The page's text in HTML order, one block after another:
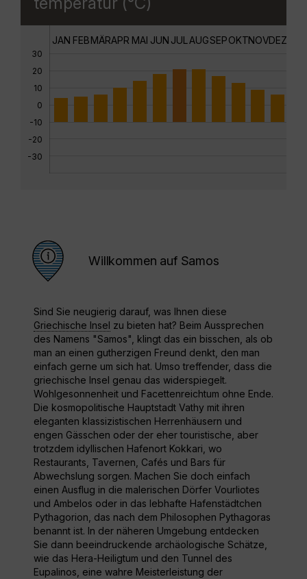
30
20
10
0
-10
-20
-30
JAN FEBMÄRAPR MAI JUN JUL AUGSEPOKTNOVDEZ
Willkommen auf Samos
Sind Sie neugierig darauf, was Ihnen diese
Griechische Insel zu bieten hat? Beim Aussprechen
des Namens "Samos", klingt das ein bisschen, als ob
man an einen gutherzigen Freund denkt, den man
einfach gerne um sich hat. Umso treffender, dass die
griechische Insel genau das widerspiegelt.
Wohlgesonnenheit und Facettenreichtum ohne Ende.
Die kosmopolitische Hauptstadt Vathy mit ihren
eleganten klassizistischen Herrenhäusern und
engen Gässchen oder der eher touristische, aber
trotzdem idyllischen Hafenort Kokkari, wo
Restaurants, Tavernen, Cafés und Bars für
Abwechslung sorgen. Machen Sie doch einfach
einen Ausflug in die malerischen Dörfer Vourliotes
und Ambelos oder in das lebhafte Hafenstädtchen
Pythagorion, das nach dem Philosophen Pythagoras
benannt ist. In der näheren Umgebung entdecken
Sie dann beeindruckende archäologische Schätze,
wie das Hera-Heiligtum und den Tunnel des
Eupalinos, eine wahre Meisterleistung der